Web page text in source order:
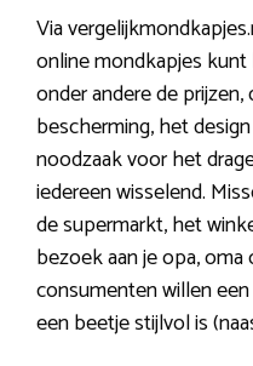
Via
online mondkapjes
onder andere de
bescherming, het
noodzaak voor het
iedereen wisselend.
de supermarkt, het
bezoek aan je opa,
consumenten willen
een beetje stijlvol is